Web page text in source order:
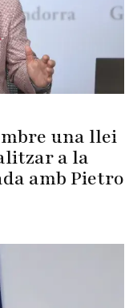
una llei
a la
amb Pietro